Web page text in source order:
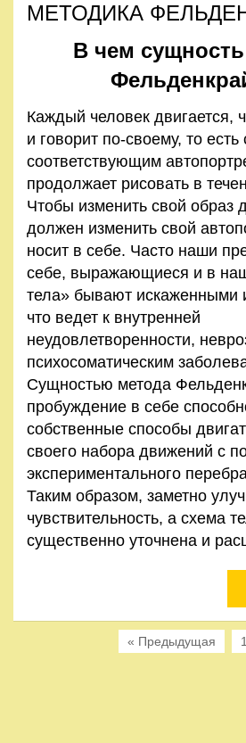
МЕТОДИКА
В чем
Каждый человек двигается,
и говорит по-своему, то
соответствующим
продолжает рисовать в
Чтобы изменить свой образ
должен изменить свой
носит в себе. Часто наши
себе, выражающиеся и в
тела» бывают искаженными
что ведет к внутренней
неудовлетворенности,
психосоматическим
Сущностью метода
пробуждение в себе
собственные способы
своего набора движений с
экспериментального
Таким образом, заметно
чувствительность, а схема
существенно уточнена и
« Предыдущая 1